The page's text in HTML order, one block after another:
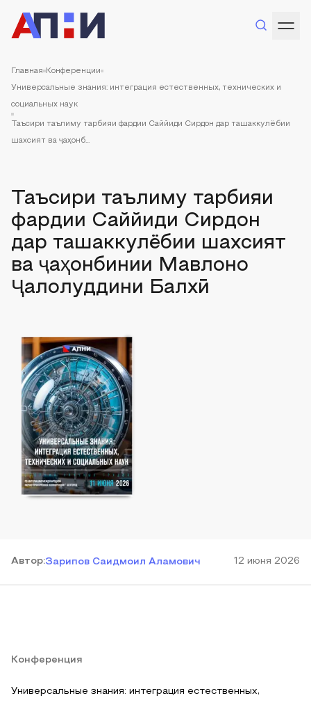
Главная Конференции
Универсальные знания: интеграция естественных, технических и
социальных наук
Таъсири таълиму тарбияи фардии Саййиди Сирдон дар ташаккулёбии
шахсият ва ҷаҳонб...
Таъсири таълиму тарбияи
фардии Саййиди Сирдон
дар ташаккулёбии шахсият
ва ҷаҳонбинии Мавлоно
Ҷалолуддини Балхӣ
Автор:Зарипов Саидмоил Аламович 12 июня 2026
Конференция
Универсальные знания: интеграция естественных,